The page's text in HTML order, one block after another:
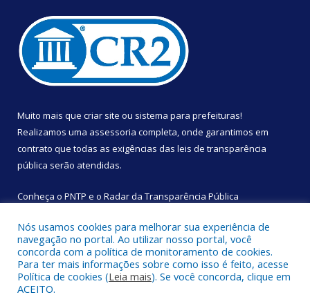
Muito mais que criar site ou sistema para prefeituras!
Realizamos uma assessoria completa, onde garantimos em
contrato que todas as exigências das leis de transparência
pública serão atendidas.
Conheça o PNTP e o Radar da Transparência Pública
Todos os direitos reservados a Câmara Municipal de São
Sebastião da Boa Vista.
Nós usamos cookies para melhorar sua experiência de
navegação no portal. Ao utilizar nosso portal, você
concorda com a política de monitoramento de cookies.
Para ter mais informações sobre como isso é feito, acesse
Política de cookies (Leia mais). Se você concorda, clique em
ACEITO.